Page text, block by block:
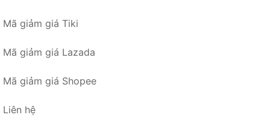
Mã giảm giá Tiki
Mã giảm giá Lazada
Mã giảm giá Shopee
Liên hệ